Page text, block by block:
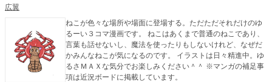
広翼
ねこが色々な場所や場面に登場する。ただただそれだけのゆ
るーい３コマ漫画です。 ねこはあくまで普通のねこであり、
言葉も話せないし、魔法を使ったりもしないけれど、なぜだ
かみんなねこが気になるのです。 イラストは日々精進中。ゆ
るさＭＡＸな気分でお楽しみください＾＾ ※マンガの補足事
項は近況ボードに掲載しています。